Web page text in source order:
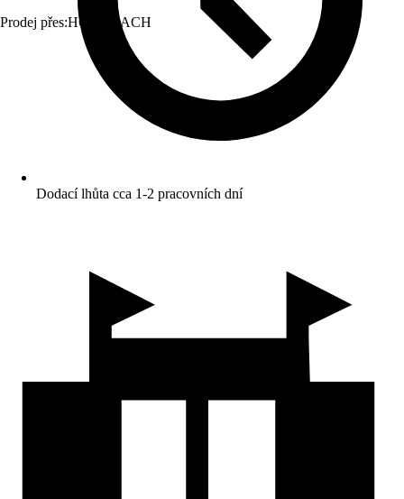
Prodej přes:HORNBACH
Dodací lhůta cca 1-2 pracovních dní